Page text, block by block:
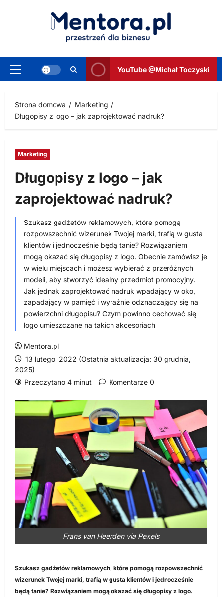
Menu
YouTube @Michał Toczyski
Strona domowa
Marketing
Długopisy z logo – jak zaprojektować nadruk?
Marketing
Długopisy z logo – jak
zaprojektować nadruk?
Szukasz gadżetów reklamowych, które pomogą
rozpowszechnić wizerunek Twojej marki, trafią w gusta
klientów i jednocześnie będą tanie? Rozwiązaniem
mogą okazać się długopisy z logo. Obecnie zamówisz je
w wielu miejscach i możesz wybierać z przeróżnych
modeli, aby stworzyć idealny przedmiot promocyjny.
Jak jednak zaprojektować nadruk wpadający w oko,
zapadający w pamięć i wyraźnie odznaczający się na
powierzchni długopisu? Czym powinno cechować się
logo umieszczane na takich akcesoriach
Mentora.pl
13 lutego, 2022 (Ostatnia aktualizacja: 30 grudnia,
2025)
Przeczytano 4 minut
Komentarze 0
Frans van Heerden via Pexels
Szukasz gadżetów reklamowych, które pomogą rozpowszechnić
wizerunek Twojej marki, trafią w gusta klientów i jednocześnie
będą tanie? Rozwiązaniem mogą okazać się długopisy z logo.